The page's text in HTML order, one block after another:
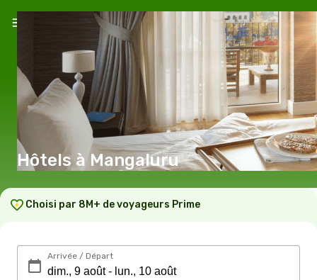
Hôtels à Mangaluru
Choisi par 8M+ de voyageurs Prime
Arrivée / Départ